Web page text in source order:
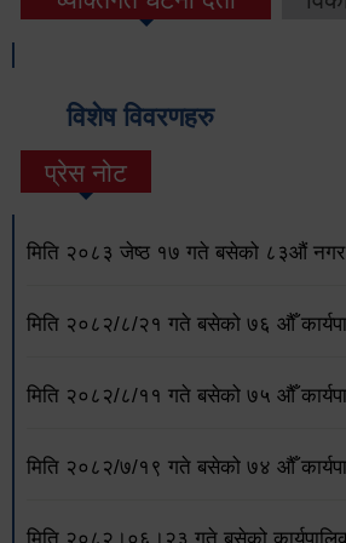
विशेष विवरणहरु
प्रेस नोट
मिति २०८३ जेष्ठ १७ गते बसेको ८३औं नगर
मिति २०८२/८/२१ गते बसेको ७६ औँ
मिति २०८२/८/११ गते बसेको ७५ औँ
मिति २०८२/७/१९ गते बसेको ७४ औँ